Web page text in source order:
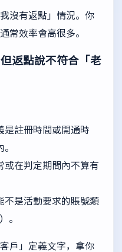
沒有返點」情況。你
常效率會高很多。
返點說不符合「老
是註冊時間或開通時
或在判定期間內不算有
不是活動要求的賬號類
。
戶」定義文字，拿你